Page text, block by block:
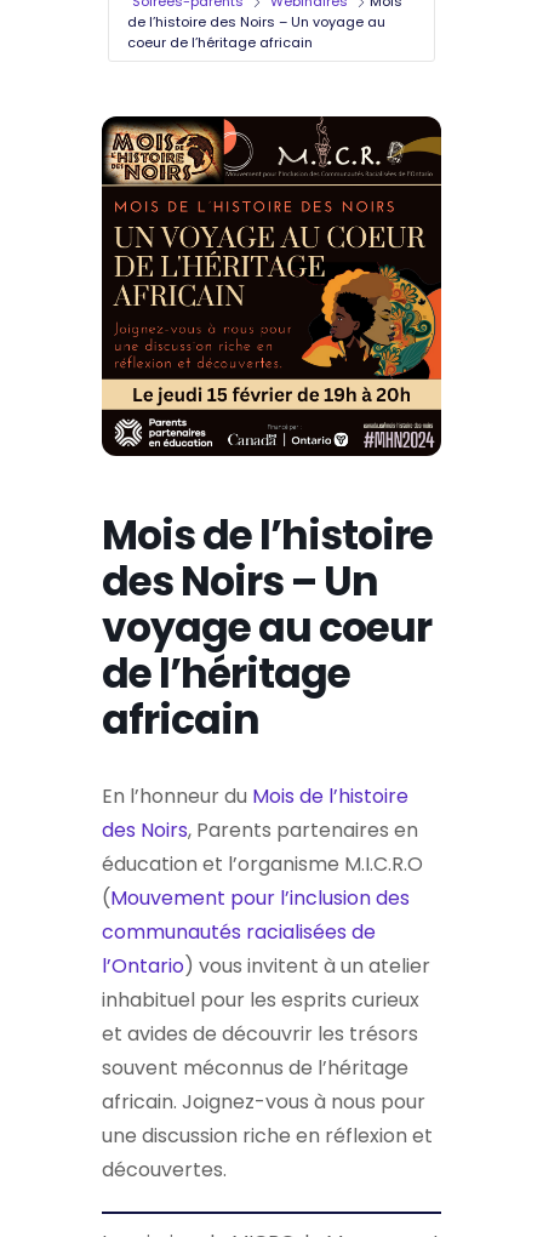
de l’histoire des Noirs – Un voyage au
coeur de l’héritage africain
Mois de l’histoire
des Noirs – Un
voyage au coeur
de l’héritage
africain
En l’honneur du Mois de l’histoire
des Noirs, Parents partenaires en
éducation et l’organisme M.I.C.R.O
(Mouvement pour l’inclusion des
communautés racialisées de
l’Ontario) vous invitent à un atelier
inhabituel pour les esprits curieux
et avides de découvrir les trésors
souvent méconnus de l’héritage
africain. Joignez-vous à nous pour
une discussion riche en réflexion et
découvertes.